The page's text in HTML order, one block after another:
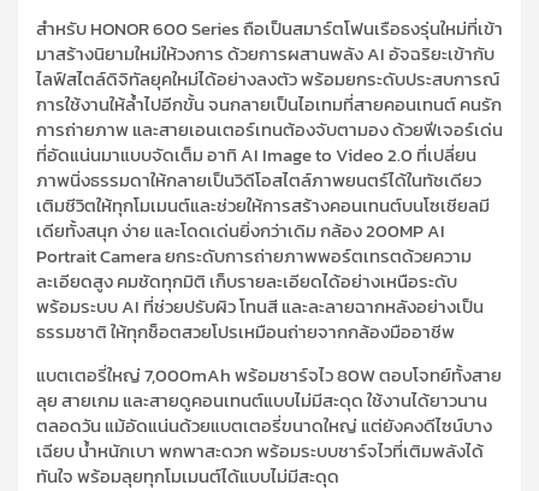
สำหรับ HONOR 600 Series ถือเป็นสมาร์ตโฟนเรือธงรุ่นใหม่ที่เข้า
มาสร้างนิยามใหม่ให้วงการ ด้วยการผสานพลัง AI อัจฉริยะเข้ากับ
ไลฟ์สไตล์ดิจิทัลยุคใหม่ได้อย่างลงตัว พร้อมยกระดับประสบการณ์
การใช้งานให้ล้ำไปอีกขั้น จนกลายเป็นไอเทมที่สายคอนเทนต์ คนรัก
การถ่ายภาพ และสายเอนเตอร์เทนต้องจับตามอง ด้วยฟีเจอร์เด่น
ที่อัดแน่นมาแบบจัดเต็ม อาทิ AI Image to Video 2.0 ที่เปลี่ยน
ภาพนิ่งธรรมดาให้กลายเป็นวิดีโอสไตล์ภาพยนตร์ได้ในทัชเดียว
เติมชีวิตให้ทุกโมเมนต์และช่วยให้การสร้างคอนเทนต์บนโซเชียลมี
เดียทั้งสนุก ง่าย และโดดเด่นยิ่งกว่าเดิม กล้อง 200MP AI
Portrait Camera ยกระดับการถ่ายภาพพอร์ตเทรตด้วยความ
ละเอียดสูง คมชัดทุกมิติ เก็บรายละเอียดได้อย่างเหนือระดับ
พร้อมระบบ AI ที่ช่วยปรับผิว โทนสี และละลายฉากหลังอย่างเป็น
ธรรมชาติ ให้ทุกช็อตสวยโปรเหมือนถ่ายจากกล้องมืออาชีพ
แบตเตอรี่ใหญ่ 7,000mAh พร้อมชาร์จไว 80W ตอบโจทย์ทั้งสาย
ลุย สายเกม และสายดูคอนเทนต์แบบไม่มีสะดุด ใช้งานได้ยาวนาน
ตลอดวัน แม้อัดแน่นด้วยแบตเตอรี่ขนาดใหญ่ แต่ยังคงดีไซน์บาง
เฉียบ น้ำหนักเบา พกพาสะดวก พร้อมระบบชาร์จไวที่เติมพลังได้
ทันใจ พร้อมลุยทุกโมเมนต์ได้แบบไม่มีสะดุด